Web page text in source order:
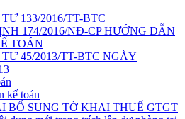
133/2016/TT-BTC
174/2016/NĐ-CP HƯỚNG DẪN
TOÁN
45/2013/TT-BTC NGÀY
kế toán
BỔ SUNG TỜ KHAI THUẾ GTGT